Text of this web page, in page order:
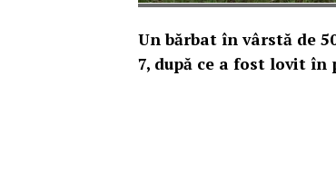
Un bărbat în vârstă de
7, după ce a fost lovit în